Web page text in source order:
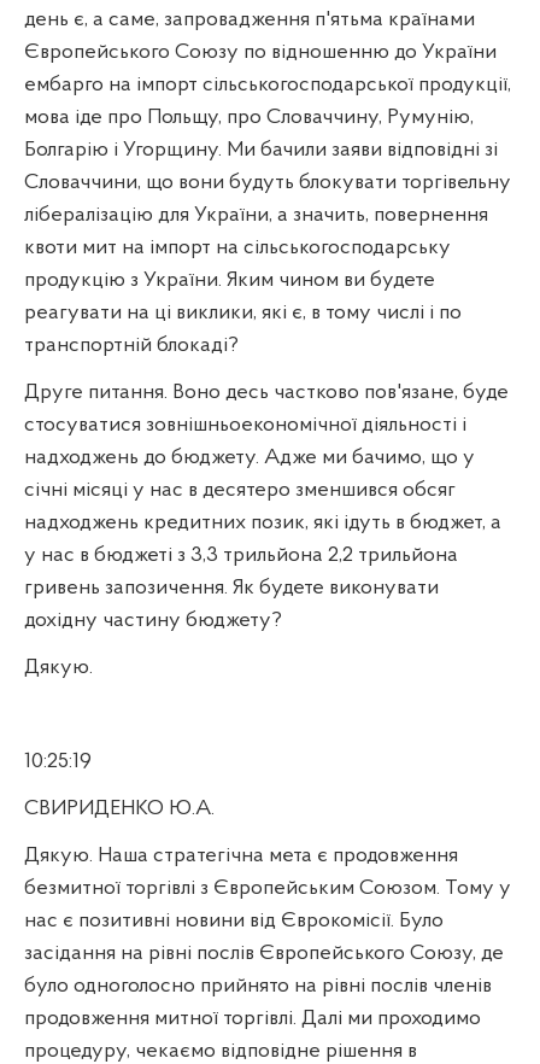
день є, а саме, запровадження п'ятьма країнами
Європейського Союзу по відношенню до України
ембарго на імпорт сільськогосподарської продукції,
мова іде про Польщу, про Словаччину, Румунію,
Болгарію і Угорщину. Ми бачили заяви відповідні зі
Словаччини, що вони будуть блокувати торгівельну
лібералізацію для України, а значить, повернення
квоти мит на імпорт на сільськогосподарську
продукцію з України. Яким чином ви будете
реагувати на ці виклики, які є, в тому числі і по
транспортній блокаді?
Друге питання. Воно десь частково пов'язане, буде
стосуватися зовнішньоекономічної діяльності і
надходжень до бюджету. Адже ми бачимо, що у
січні місяці у нас в десятеро зменшився обсяг
надходжень кредитних позик, які ідуть в бюджет, а
у нас в бюджеті з 3,3 трильйона 2,2 трильйона
гривень запозичення. Як будете виконувати
дохідну частину бюджету?
Дякую.
10:25:19
СВИРИДЕНКО Ю.А.
Дякую. Наша стратегічна мета є продовження
безмитної торгівлі з Європейським Союзом. Тому у
нас є позитивні новини від Єврокомісії. Було
засідання на рівні послів Європейського Союзу, де
було одноголосно прийнято на рівні послів членів
продовження митної торгівлі. Далі ми проходимо
процедуру, чекаємо відповідне рішення в